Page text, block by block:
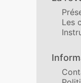
Les